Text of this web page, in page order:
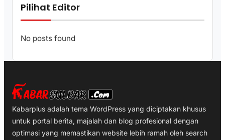
Pilihat Editor
No posts found
Kabarplus adalah tema WordPress yang diciptakan khusus
untuk portal berita, majalah dan blog profesional dengan
optimasi yang memastikan website lebih ramah oleh search